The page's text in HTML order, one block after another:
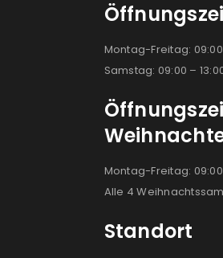
Montag-Freitag: 09:00
Samstag: 09:00 –
Montag-Freitag: 09:00
Alle 4
Standort